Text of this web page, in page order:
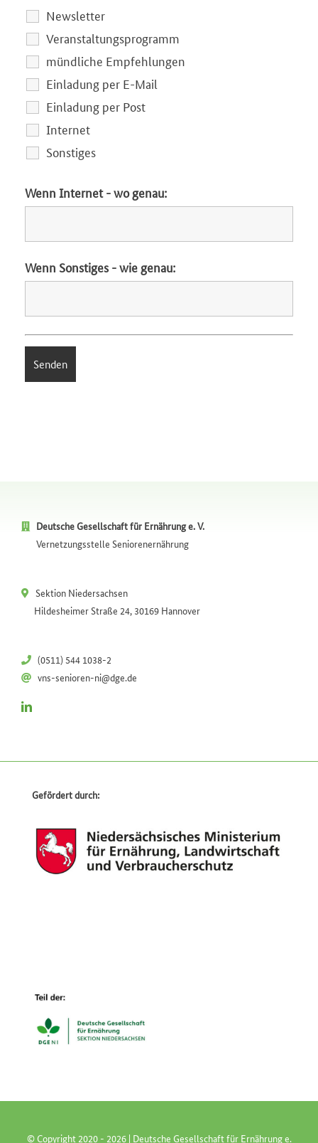
Newsletter
Veranstaltungsprogramm
mündliche Empfehlungen
Einladung per E-Mail
Einladung per Post
Internet
Sonstiges
Wenn Internet - wo genau:
Wenn Sonstiges - wie genau:
Deutsche Gesellschaft für Ernährung e. V.
Vernetzungsstelle Seniorenernährung
Sektion Niedersachsen
Hildesheimer Straße 24, 30169 Hannover
(0511) 544 1038-2
vns-senioren-ni@dge.de
Gefördert durch:
© Copyright 2020 - 2026 | Deutsche Gesellschaft für Ernährung e.